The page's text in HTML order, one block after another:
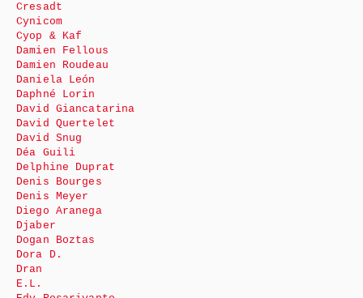
Cresadt
Cynicom
Cyop & Kaf
Damien Fellous
Damien Roudeau
Daniela León
Daphné Lorin
David Giancatarina
David Quertelet
David Snug
Déa Guili
Delphine Duprat
Denis Bourges
Denis Meyer
Diego Aranega
Djaber
Dogan Boztas
Dora D.
Dran
E.L.